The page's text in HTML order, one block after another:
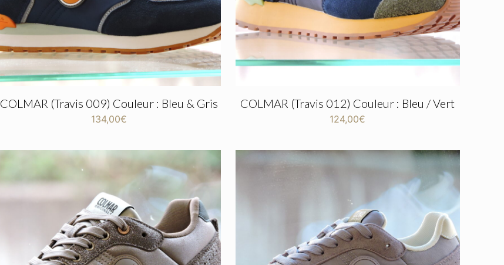
COLMAR (Travis 009) Couleur : Bleu & Gris
134,00€
COLMAR (Travis 012) Couleur : Bleu / Vert
124,00€